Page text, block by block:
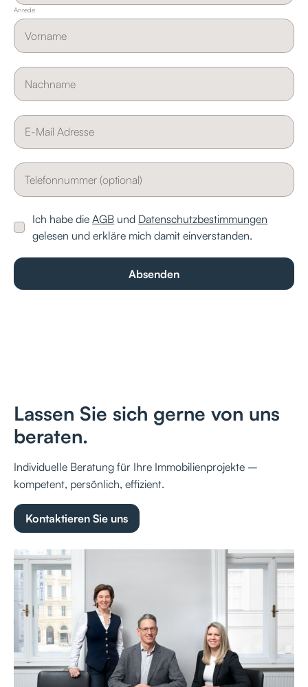
Anrede
Ich habe dieAGB und Datenschutzbestimmungen
gelesen und erkläre mich damit einverstanden.
Lassen Sie sich gerne von uns
beraten.
Individuelle Beratung für Ihre Immobilienprojekte –
kompetent, persönlich, effizient.
Kontaktieren Sie uns